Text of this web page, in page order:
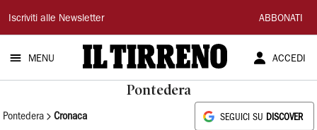
Il
Tirreno
Iscriviti alle Newsletter ABBONATI
MENU ACCEDI
Pontedera
Pontedera Cronaca SEGUICI SU DISCOVER